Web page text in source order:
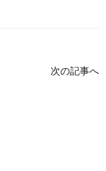
次の記事へ